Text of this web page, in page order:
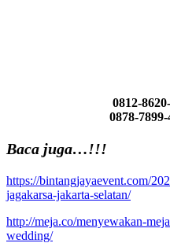
0812-
0878-
Baca juga…!!!
https://bintangjayaevent.com/
jagakarsa-jakarta-selatan/
http://meja.co/menyewakan-
wedding/